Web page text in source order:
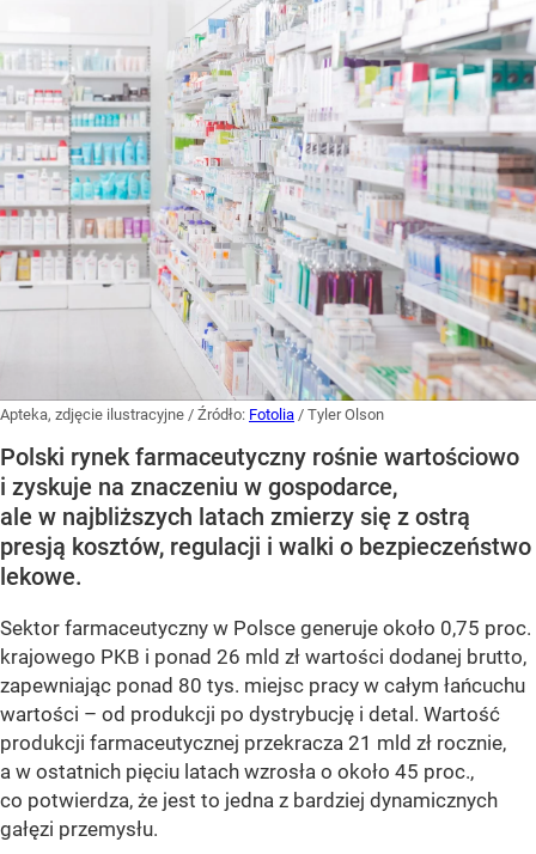
Apteka, zdjęcie ilustracyjne / Źródło: Fotolia / Tyler Olson
Polski rynek farmaceutyczny rośnie wartościowo
i zyskuje na znaczeniu w gospodarce,
ale w najbliższych latach zmierzy się z ostrą
presją kosztów, regulacji i walki o bezpieczeństwo
lekowe.
Sektor farmaceutyczny w Polsce generuje około 0,75 proc.
krajowego PKB i ponad 26 mld zł wartości dodanej brutto,
zapewniając ponad 80 tys. miejsc pracy w całym łańcuchu
wartości – od produkcji po dystrybucję i detal. Wartość
produkcji farmaceutycznej przekracza 21 mld zł rocznie,
a w ostatnich pięciu latach wzrosła o około 45 proc.,
co potwierdza, że jest to jedna z bardziej dynamicznych
gałęzi przemysłu.